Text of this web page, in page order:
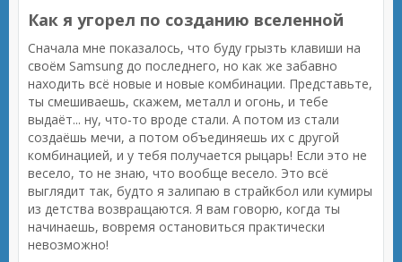
Как я угорел по созданию вселенной
Сначала мне показалось, что буду грызть клавиши на
своём Samsung до последнего, но как же забавно
находить всё новые и новые комбинации. Представьте,
ты смешиваешь, скажем, металл и огонь, и тебе
выдаёт... ну, что-то вроде стали. А потом из стали
создаёшь мечи, а потом объединяешь их с другой
комбинацией, и у тебя получается рыцарь! Если это не
весело, то не знаю, что вообще весело. Это всё
выглядит так, будто я залипаю в страйкбол или кумиры
из детства возвращаются. Я вам говорю, когда ты
начинаешь, вовремя остановиться практически
невозможно!